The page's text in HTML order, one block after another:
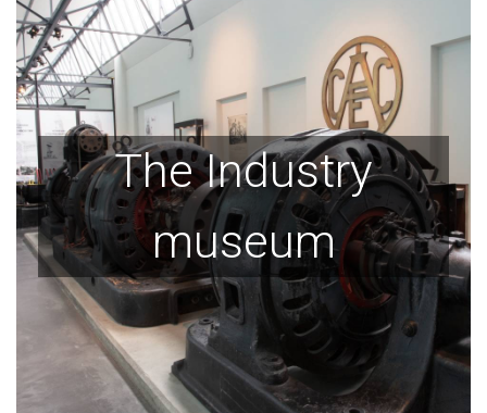
The Industry
museum